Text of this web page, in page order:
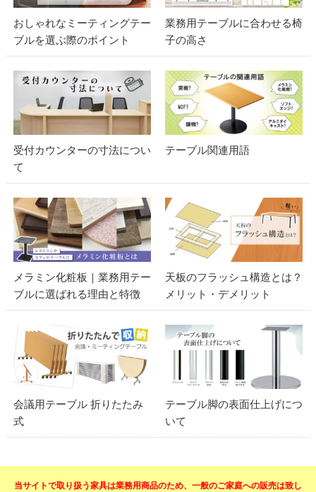
おしゃれなミーティングテー
ブルを選ぶ際のポイント
業務用テーブルに合わせる椅
子の高さ
受付カウンターの寸法につい
て
テーブル関連用語
メラミン化粧板｜業務用テー
ブルに選ばれる理由と特徴
天板のフラッシュ構造とは？
メリット・デメリット
会議用テーブル 折りたたみ
式
テーブル脚の表面仕上げにつ
いて
当サイトで取り扱う家具は業務用商品のため、一般のご家庭への販売は致し